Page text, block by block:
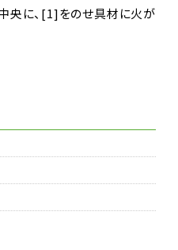
央に、[1]をのせ具材に火が